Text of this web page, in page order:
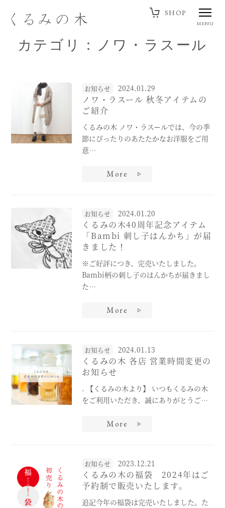
SHOP
MENU
カテゴリ：ノワ・ラスール
お知らせ 2024.01.29
ノワ・ラスール 秋冬アイテムの
ご紹介
くるみの木 ノワ・ラスールでは、今の季
節にぴったりのあたたかなお洋服をご用
意…
More
お知らせ 2024.01.20
くるみの木40周年記念アイテム
「Bambi 刺し子はんかち」が届
きました！
※ご好評につき、完売いたしました。
Bambi柄の刺し子のはんかちが届きまし
た…
More
お知らせ 2024.01.13
くるみの木 各店 営業時間変更の
お知らせ
. 【くるみの木より】 いつもくるみの木
をご利用いただき、誠にありがとうご…
More
お知らせ 2023.12.21
くるみの木の福袋 2024年はご
予約制で販売いたします。
追記今年の福袋は完売いたしました。た